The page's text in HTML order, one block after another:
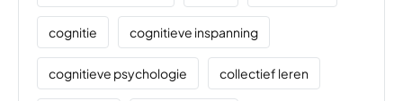
cognitie cognitieve inspanning
cognitieve psychologie collectief leren